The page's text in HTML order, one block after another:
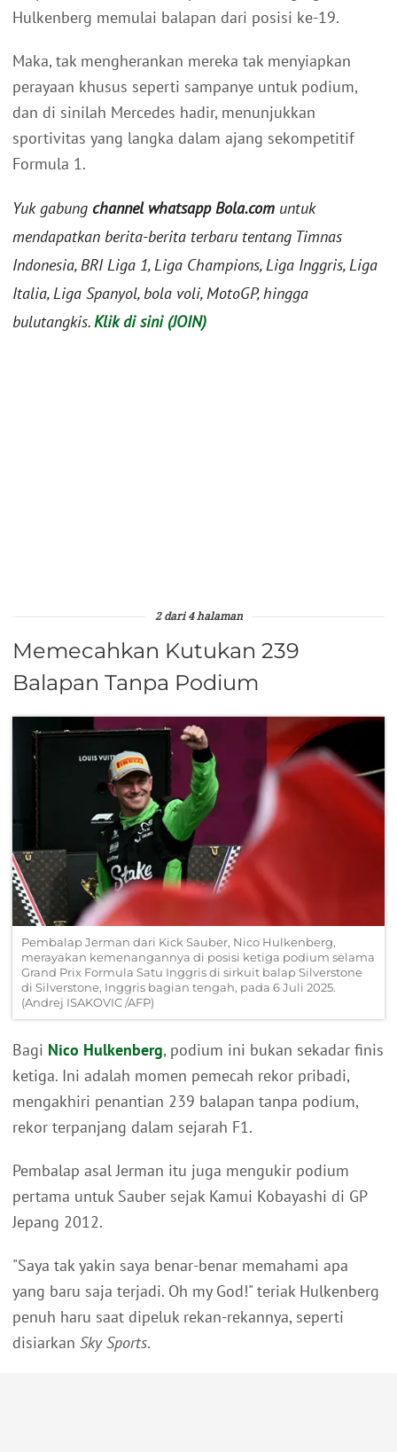
Hulkenberg memulai balapan dari posisi ke-19.
Maka, tak mengherankan mereka tak menyiapkan
perayaan khusus seperti sampanye untuk podium,
dan di sinilah Mercedes hadir, menunjukkan
sportivitas yang langka dalam ajang sekompetitif
Formula 1.
Yuk gabung channel whatsapp Bola.com untuk
mendapatkan berita-berita terbaru tentang Timnas
Indonesia, BRI Liga 1, Liga Champions, Liga Inggris, Liga
Italia, Liga Spanyol, bola voli, MotoGP, hingga
bulutangkis.Klik di sini (JOIN)
2 dari 4 halaman
Memecahkan Kutukan 239
Balapan Tanpa Podium
Pembalap Jerman dari Kick Sauber, Nico Hulkenberg,
merayakan kemenangannya di posisi ketiga podium selama
Grand Prix Formula Satu Inggris di sirkuit balap Silverstone
di Silverstone, Inggris bagian tengah, pada 6 Juli 2025.
(Andrej ISAKOVIC /AFP)
Bagi Nico Hulkenberg, podium ini bukan sekadar finis
ketiga. Ini adalah momen pemecah rekor pribadi,
mengakhiri penantian 239 balapan tanpa podium,
rekor terpanjang dalam sejarah F1.
Pembalap asal Jerman itu juga mengukir podium
pertama untuk Sauber sejak Kamui Kobayashi di GP
Jepang 2012.
"Saya tak yakin saya benar-benar memahami apa
yang baru saja terjadi. Oh my God!" teriak Hulkenberg
penuh haru saat dipeluk rekan-rekannya, seperti
disiarkan Sky Sports.